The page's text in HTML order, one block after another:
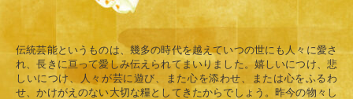
伝統芸能というものは、幾多の時代を越えていつの世にも人々に愛さ
れ、長きに亘って愛しみ伝えられてまいりました。嬉しいにつけ、悲
しいにつけ、人々が芸に遊び、また心を添わせ、または心をふるわ
せ、かけがえのない大切な糧としてきたからでしょう。昨今の物々し